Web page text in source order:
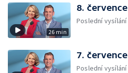
26 min
8. července
Poslední vysílání
7. července
Poslední vysílání